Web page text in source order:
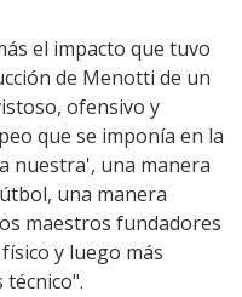
el impacto que tuvo
de Menotti de un
ofensivo y
que se imponía en la
nuestra', una manera
una manera
maestros fundadores
y luego más
técnico".